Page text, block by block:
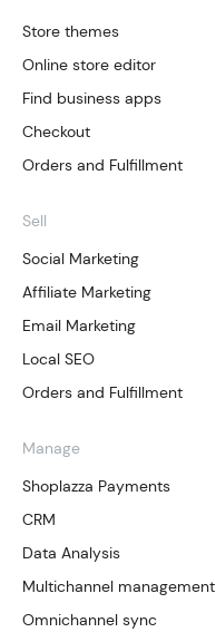
Store themes
Online store editor
Find business apps
Checkout
Orders and Fulfillment
Sell
Social Marketing
Affiliate Marketing
Email Marketing
Local SEO
Orders and Fulfillment
Manage
Shoplazza Payments
CRM
Data Analysis
Multichannel management
Omnichannel sync